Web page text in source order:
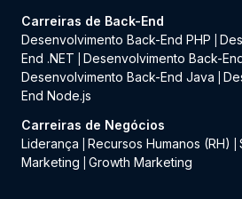
Carreiras de Back-End
Desenvolvimento Back-End PHP
End .NET
Desenvolvimento Back-
Desenvolvimento Back-End Java
End Node.js
Carreiras de Negócios
Liderança
Recursos Humanos (RH)
Marketing
Growth Marketing